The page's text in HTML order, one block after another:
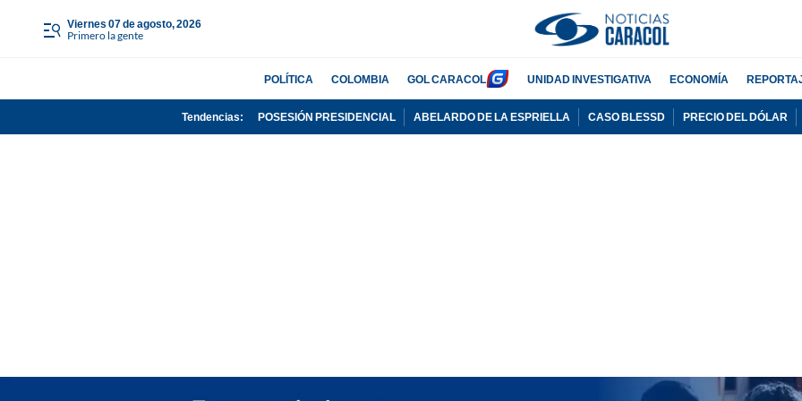
viernes 07 de agosto, 2026
Primero la gente
POLÍTICA COLOMBIA GOL CARACOL UNIDAD INVESTIGATIVA ECONOMÍA
Tendencias: POSESIÓN PRESIDENCIAL ABELARDO DE LA ESPRIELLA CASO BLESSD PRECIO DEL DÓLAR